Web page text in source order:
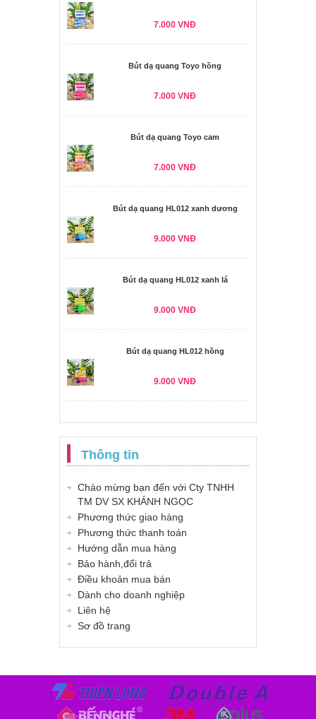
7.000 VNĐ
Bút dạ quang Toyo hồng
7.000 VNĐ
Bút dạ quang Toyo cam
7.000 VNĐ
Bút dạ quang HL012 xanh dương
9.000 VNĐ
Bút dạ quang HL012 xanh lá
9.000 VNĐ
Bút dạ quang HL012 hồng
9.000 VNĐ
Thông tin
Chào mừng bạn đến với Cty TNHH
TM DV SX KHÁNH NGỌC
Phương thức giao hàng
Phương thức thanh toán
Hướng dẫn mua hàng
Bảo hành,đổi trả
Điều khoản mua bán
Dành cho doanh nghiệp
Liên hệ
Sơ đồ trang